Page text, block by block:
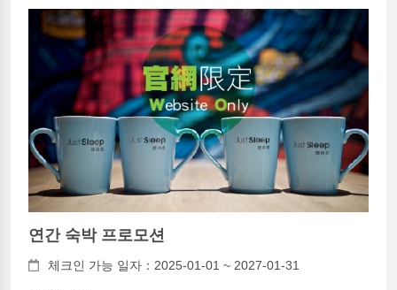
연간 숙박 프로모션
체크인 가능 일자：2025-01-01 ~ 2027-01-31